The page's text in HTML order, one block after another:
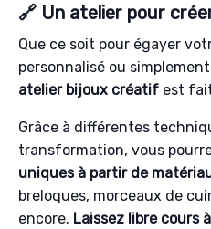
🔗 Un atelier pour
Que ce soit pour égayer
personnalisé ou
atelier bijoux créatif est
Grâce à différentes
transformation, vous
uniques à partir de
breloques, morceaux de
encore. Laissez libre cours